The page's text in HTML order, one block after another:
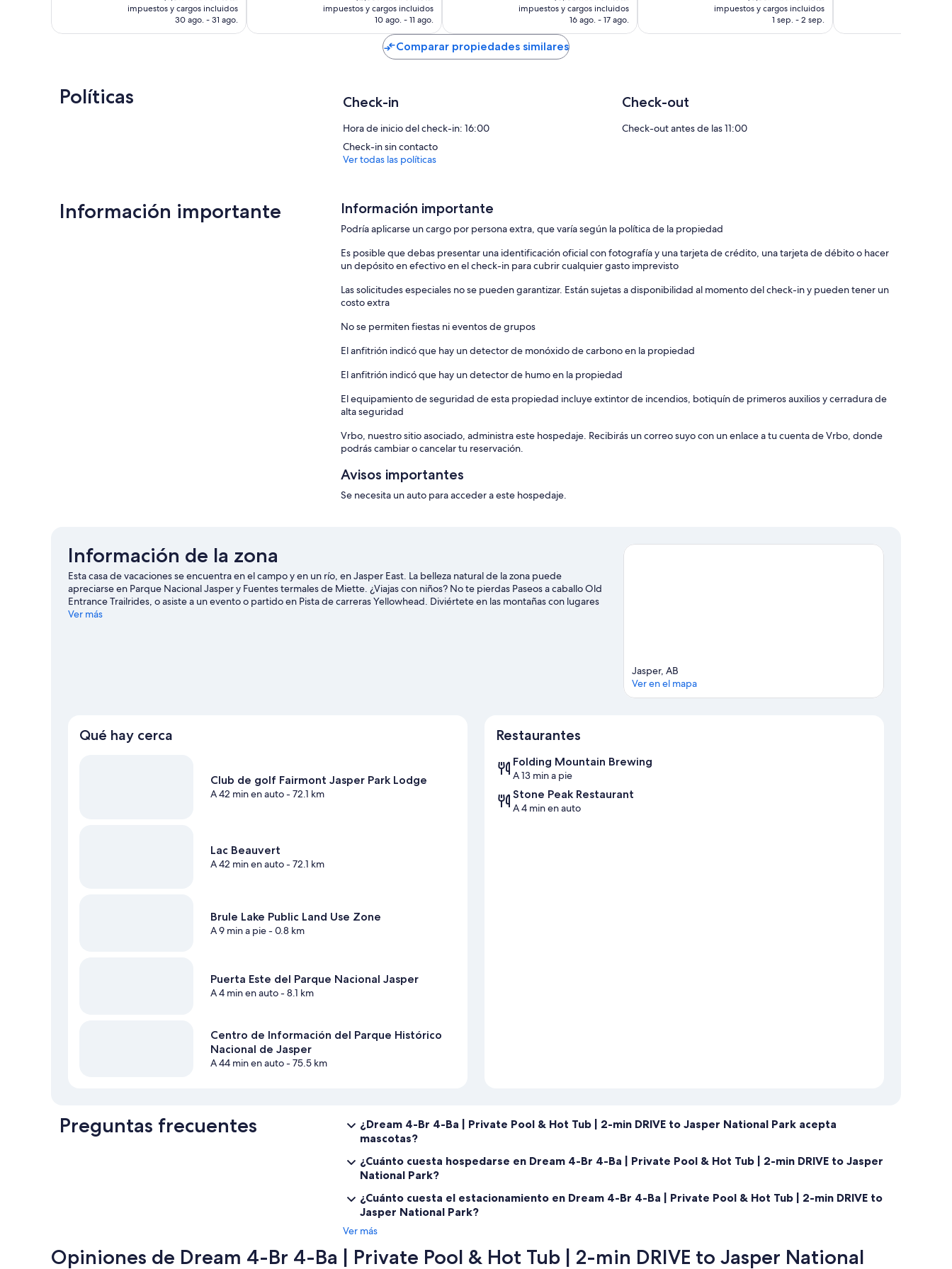
• Home Office Area in Master Bedroom
• 35,000 BTU BBQ with Outdoor Sitting
________________________________________________________________________
• SUNROOM with FIRETABLE
. . . 3-Season Sunroom with a 60,000 BTU Firetable overlooking the huge backyard
. . . It's our favorite room for a morning coffee and reflection, or a sunset drink and family conversation over a warm fire
• AMAZING BACKYARD:
. . . Step out onto a huge wrap-around deck with a BBQ and outdoor sitting
________________________________________________________________________
Fantastic Location:
• Folding Mountain Village comprises of only 30 houses and the famous Folding Mountain Brewery: good food, great beer
• 2-min drive to Jasper National Park and 35-min drive to Jasper Town
NOTE
• We CATER to families; others please send a request to book
Upon booking, an electronic guidebook will be emailed to you with all the details for your stay.
actual
de
impuestos y cargos incluidos
30 ago. - 31 ago.
actual
de
$2,483 MXN
impuestos y cargos incluidos
10 ago. - 11 ago.
actual
de
$4,536 MXN
impuestos y cargos incluidos
16 ago. - 17 ago.
actual
de
impuestos y cargos incluidos
1 sep. - 2 sep.
Comparar propiedades similares
Políticas Check-in
Hora de inicio del check-in: 16:00
Check-in sin contacto
Check-out
Check-out antes de las 11:00
Ver todas las políticas
Información importante Información importante
Podría aplicarse un cargo por persona extra, que varía según la política de la propiedad
Es posible que debas presentar una identificación oficial con fotografía y una tarjeta de crédito, una tarjeta de débito o hacer
un depósito en efectivo en el check-in para cubrir cualquier gasto imprevisto
Las solicitudes especiales no se pueden garantizar. Están sujetas a disponibilidad al momento del check-in y pueden tener un
costo extra
No se permiten fiestas ni eventos de grupos
El anfitrión indicó que hay un detector de monóxido de carbono en la propiedad
El anfitrión indicó que hay un detector de humo en la propiedad
El equipamiento de seguridad de esta propiedad incluye extintor de incendios, botiquín de primeros auxilios y cerradura de
alta seguridad
Vrbo, nuestro sitio asociado, administra este hospedaje. Recibirás un correo suyo con un enlace a tu cuenta de Vrbo, donde
podrás cambiar o cancelar tu reservación.
Avisos importantes
Se necesita un auto para acceder a este hospedaje.
Información de la zona
Esta casa de vacaciones se encuentra en el campo y en un río, en Jasper East. La belleza natural de la zona puede
apreciarse en Parque Nacional Jasper y Fuentes termales de Miette. ¿Viajas con niños? No te pierdas Paseos a caballo Old
Entrance Trailrides, o asiste a un evento o partido en Pista de carreras Yellowhead. Diviértete en las montañas con lugares
para hacer ski cross-country y lugares para hacer snowboard, o prueba otras actividades al aire libre, como patinaje sobre
Ver más
Jasper, AB
Ver en el mapa
Qué hay cerca
Club de golf Fairmont Jasper Park Lodge
A 42 min en auto- 72.1 km
Lac Beauvert
A 42 min en auto- 72.1 km
Brule Lake Public Land Use Zone
A 9 min a pie- 0.8 km
Puerta Este del Parque Nacional Jasper
A 4 min en auto- 8.1 km
Centro de Información del Parque Histórico
Nacional de Jasper
A 44 min en auto- 75.5 km
Restaurantes
Folding Mountain Brewing
A 13 min a pie
Stone Peak Restaurant
A 4 min en auto
Preguntas frecuentes
¿Dream 4-Br 4-Ba | Private Pool & Hot Tub | 2-min DRIVE to Jasper National Park acepta
mascotas?
¿Cuánto cuesta hospedarse en Dream 4-Br 4-Ba | Private Pool & Hot Tub | 2-min DRIVE to Jasper
National Park?
¿Cuánto cuesta el estacionamiento en Dream 4-Br 4-Ba | Private Pool & Hot Tub | 2-min DRIVE to
Jasper National Park?
Ver más
Opiniones de Dream 4-Br 4-Ba | Private Pool & Hot Tub | 2-min DRIVE to Jasper National